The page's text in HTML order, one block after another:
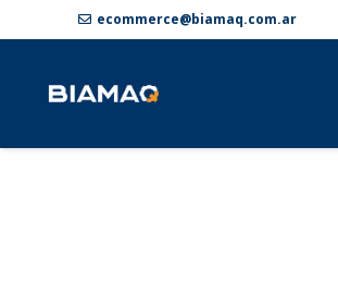
ecommerce@biamaq.com.ar